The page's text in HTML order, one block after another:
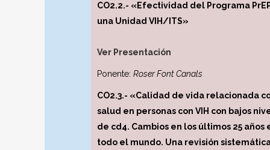
CO2.2.- «Efectividad del Programa
una Unidad VIH/ITS»
Ver Presentación
Ponente: Roser Font Canals
CO2.3.- «Calidad de vida relacionada
salud en personas con VIH con bajos
de cd4. Cambios en los últimos 25 años
todo el mundo. Una revisión